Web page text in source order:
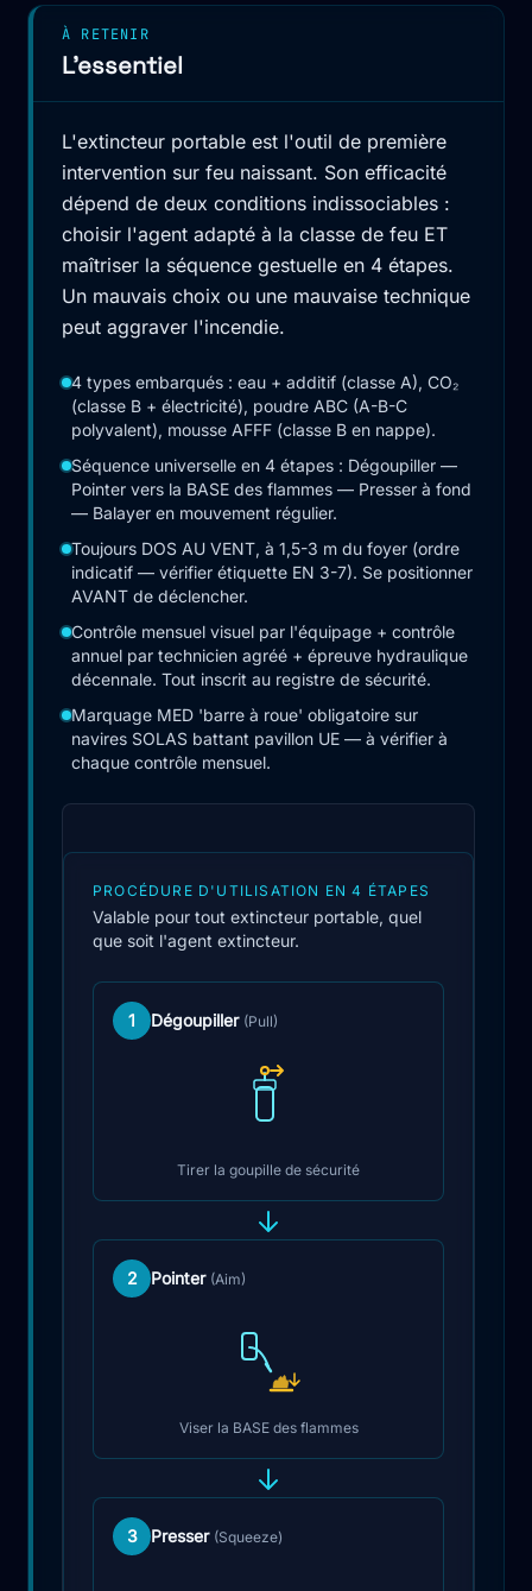
À RETENIR
L'essentiel
L'extincteur portable est l'outil de première
intervention sur feu naissant. Son efficacité
dépend de deux conditions indissociables :
choisir l'agent adapté à la classe de feu ET
maîtriser la séquence gestuelle en 4 étapes.
Un mauvais choix ou une mauvaise technique
peut aggraver l'incendie.
4 types embarqués : eau + additif (classe A), CO₂
(classe B + électricité), poudre ABC (A-B-C
polyvalent), mousse AFFF (classe B en nappe).
Séquence universelle en 4 étapes : Dégoupiller —
Pointer vers la BASE des flammes — Presser à fond
— Balayer en mouvement régulier.
Toujours DOS AU VENT, à 1,5-3 m du foyer (ordre
indicatif — vérifier étiquette EN 3-7). Se positionner
AVANT de déclencher.
Contrôle mensuel visuel par l'équipage + contrôle
annuel par technicien agréé + épreuve hydraulique
décennale. Tout inscrit au registre de sécurité.
Marquage MED 'barre à roue' obligatoire sur
navires SOLAS battant pavillon UE — à vérifier à
chaque contrôle mensuel.
PROCÉDURE D'UTILISATION EN 4 ÉTAPES
Valable pour tout extincteur portable, quel
que soit l'agent extincteur.
1 Dégoupiller (Pull)
Tirer la goupille de sécurité
2 Pointer (Aim)
Viser la BASE des flammes
3 Presser (Squeeze)